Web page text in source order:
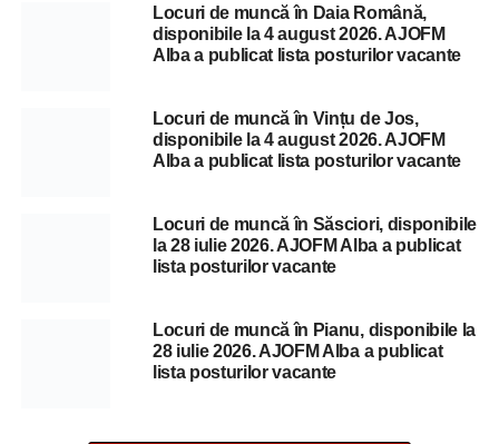
Locuri de muncă în Daia Română,
disponibile la 4 august 2026. AJOFM
Alba a publicat lista posturilor vacante
Locuri de muncă în Vințu de Jos,
disponibile la 4 august 2026. AJOFM
Alba a publicat lista posturilor vacante
Locuri de muncă în Săsciori, disponibile
la 28 iulie 2026. AJOFM Alba a publicat
lista posturilor vacante
Locuri de muncă în Pianu, disponibile la
28 iulie 2026. AJOFM Alba a publicat
lista posturilor vacante